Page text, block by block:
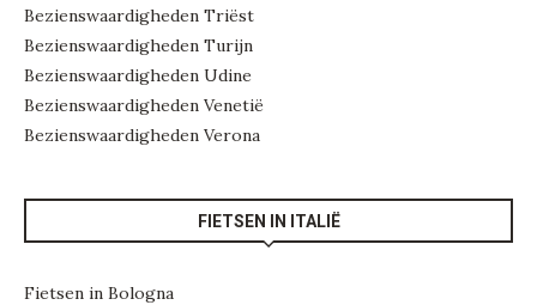
Bezienswaardigheden Triëst
Bezienswaardigheden Turijn
Bezienswaardigheden Udine
Bezienswaardigheden Venetië
Bezienswaardigheden Verona
FIETSEN IN ITALIË
Fietsen in Bologna